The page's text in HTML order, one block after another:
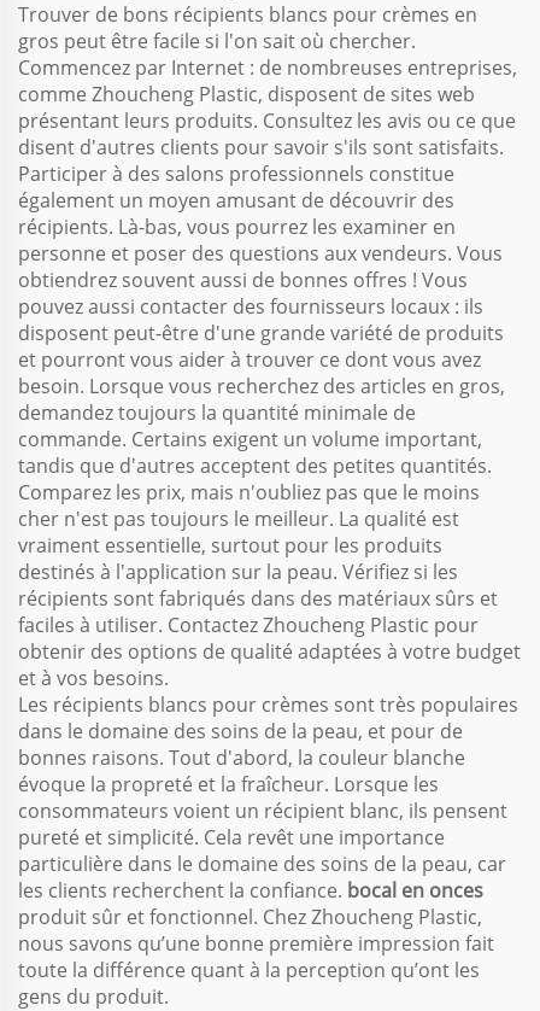
Trouver de bons récipients blancs pour crèmes en
gros peut être facile si l'on sait où chercher.
Commencez par Internet : de nombreuses entreprises,
comme Zhoucheng Plastic, disposent de sites web
présentant leurs produits. Consultez les avis ou ce que
disent d'autres clients pour savoir s'ils sont satisfaits.
Participer à des salons professionnels constitue
également un moyen amusant de découvrir des
récipients. Là-bas, vous pourrez les examiner en
personne et poser des questions aux vendeurs. Vous
obtiendrez souvent aussi de bonnes offres ! Vous
pouvez aussi contacter des fournisseurs locaux : ils
disposent peut-être d'une grande variété de produits
et pourront vous aider à trouver ce dont vous avez
besoin. Lorsque vous recherchez des articles en gros,
demandez toujours la quantité minimale de
commande. Certains exigent un volume important,
tandis que d'autres acceptent des petites quantités.
Comparez les prix, mais n'oubliez pas que le moins
cher n'est pas toujours le meilleur. La qualité est
vraiment essentielle, surtout pour les produits
destinés à l'application sur la peau. Vérifiez si les
récipients sont fabriqués dans des matériaux sûrs et
faciles à utiliser. Contactez Zhoucheng Plastic pour
obtenir des options de qualité adaptées à votre budget
et à vos besoins.
Les récipients blancs pour crèmes sont très populaires
dans le domaine des soins de la peau, et pour de
bonnes raisons. Tout d'abord, la couleur blanche
évoque la propreté et la fraîcheur. Lorsque les
consommateurs voient un récipient blanc, ils pensent
pureté et simplicité. Cela revêt une importance
particulière dans le domaine des soins de la peau, car
les clients recherchent la confiance. bocal en onces
produit sûr et fonctionnel. Chez Zhoucheng Plastic,
nous savons qu’une bonne première impression fait
toute la différence quant à la perception qu’ont les
gens du produit.